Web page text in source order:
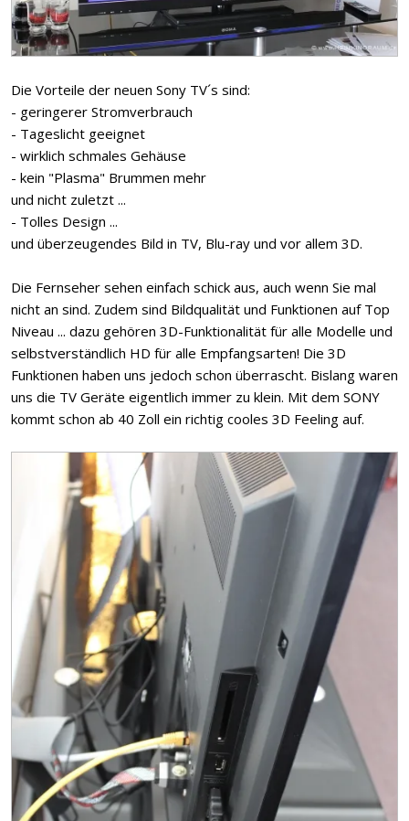
Die Vorteile der neuen Sony TV´s sind:
- geringerer Stromverbrauch
- Tageslicht geeignet
- wirklich schmales Gehäuse
- kein "Plasma" Brummen mehr
und nicht zuletzt ...
- Tolles Design ...
und überzeugendes Bild in TV, Blu-ray und vor allem 3D.
Die Fernseher sehen einfach schick aus, auch wenn Sie mal
nicht an sind. Zudem sind Bildqualität und Funktionen auf Top
Niveau ... dazu gehören 3D-Funktionalität für alle Modelle und
selbstverständlich HD für alle Empfangsarten! Die 3D
Funktionen haben uns jedoch schon überrascht. Bislang waren
uns die TV Geräte eigentlich immer zu klein. Mit dem SONY
kommt schon ab 40 Zoll ein richtig cooles 3D Feeling auf.